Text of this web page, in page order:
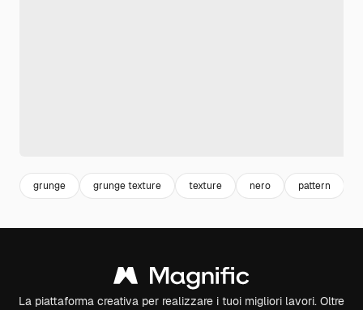
grunge grunge texture texture nero pattern
La piattaforma creativa per realizzare i tuoi migliori lavori. Oltre